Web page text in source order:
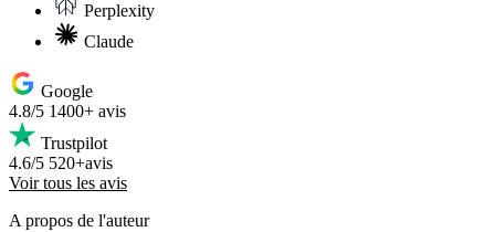
Perplexity
Claude
Google
4.8/5 1400+ avis
Trustpilot
4.6/5 520+avis
Voir tous les avis
A propos de l'auteur